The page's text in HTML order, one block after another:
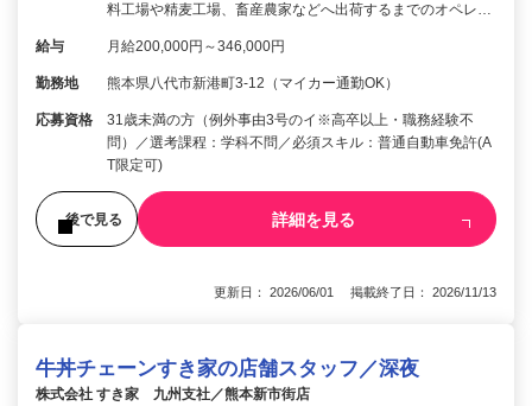
料工場や精麦工場、畜産農家などへ出荷するまでのオペレ…
給与 月給200,000円～346,000円
勤務地 熊本県八代市新港町3-12（マイカー通勤OK）
応募資格
31歳未満の方（例外事由3号のイ※高卒以上・職務経験不
問）／選考課程：学科不問／必須スキル：普通自動車免許(A
T限定可)
後で見る 詳細を見る
更新日： 2026/06/01 掲載終了日： 2026/11/13
牛丼チェーンすき家の店舗スタッフ／深夜
株式会社 すき家 九州支社／熊本新市街店